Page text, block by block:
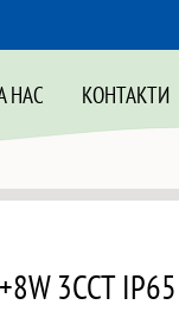
НАС КОНТАКТИ
3CCT